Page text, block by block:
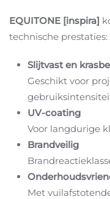
EQUITONE [inspira]
technische prestaties:
Slijtvast en
Geschikt voor
UV-coating
Voor langdurige
Brandveilig
Met